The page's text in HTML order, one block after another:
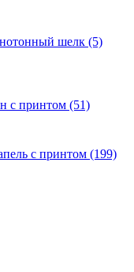
шелк (5)
с принтом (51)
с принтом (199)